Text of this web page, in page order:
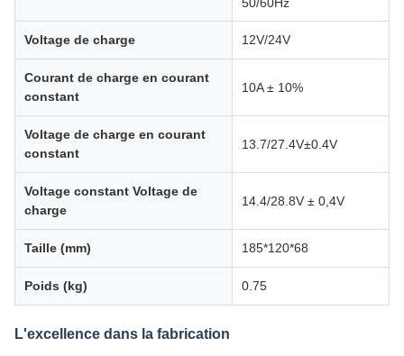
Voltage de charge 12V/24V
Courant de charge en courant
constant
10A ± 10%
Voltage de charge en courant
constant
13.7/27.4V±0.4V
Voltage constant Voltage de
charge
14.4/28.8V ± 0,4V
Taille (mm) 185*120*68
Poids (kg) 0.75
L'excellence dans la fabrication